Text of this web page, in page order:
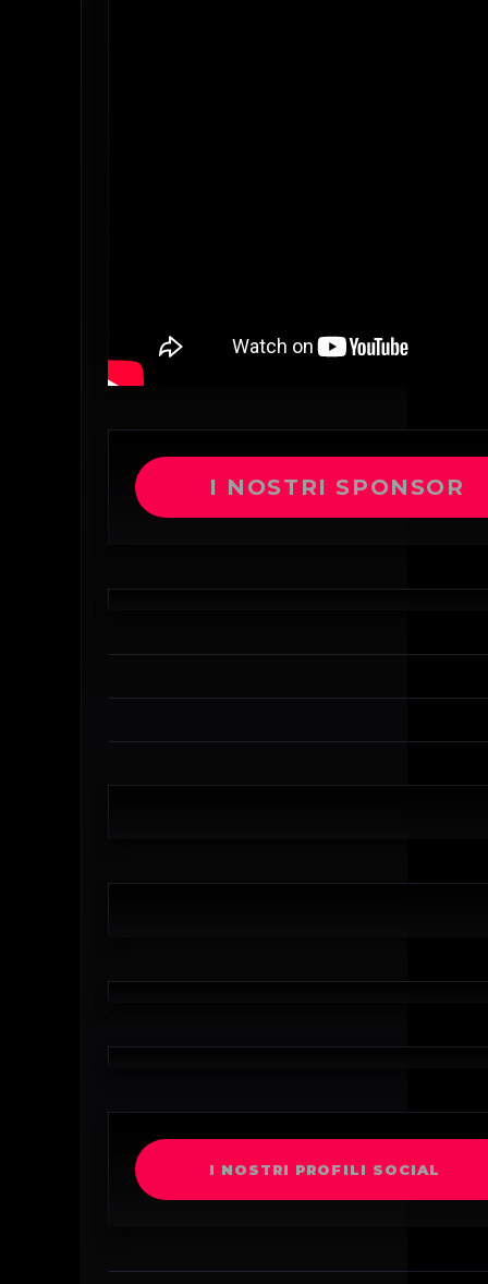
I NOSTRI SPONSOR
I NOSTRI PROFILI SOCIAL